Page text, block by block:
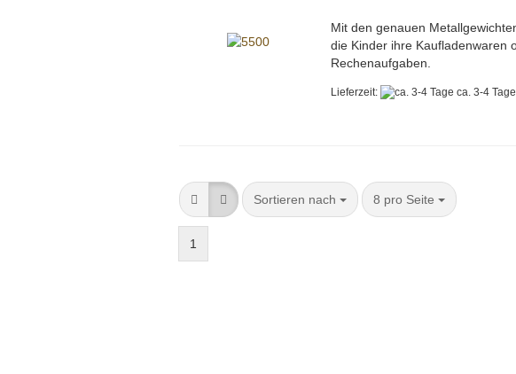
Mit den genauen
die Kinder ihre Kaufladenwaren
Rechenaufgaben.
Lieferzeit: ca. 3-4 Tage
Sortieren nach 8 pro Seite
1